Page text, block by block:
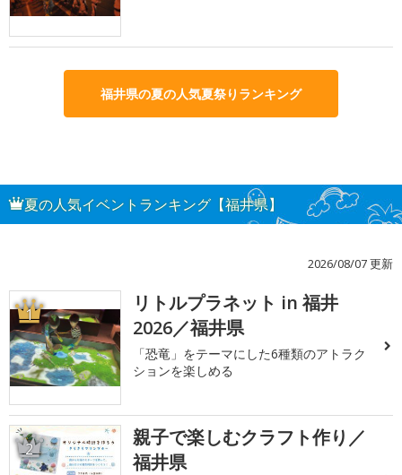
福井県の夏の人気夏祭りランキング
夏の人気イベントランキング【福井県】
2026/08/07 更新
1
リトルプラネット in 福井
2026／福井県
「恐竜」をテーマにした6種類のアトラク
ションを楽しめる
2
親子で楽しむクラフト作り／
福井県